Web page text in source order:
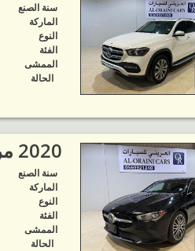
سنة الصنع
الماركة
النوع
الفئة
الممشى
الحالة
2020 مرسيدس بنز CLA 250..
سنة الصنع
الماركة
النوع
الفئة
الممشى
الحالة